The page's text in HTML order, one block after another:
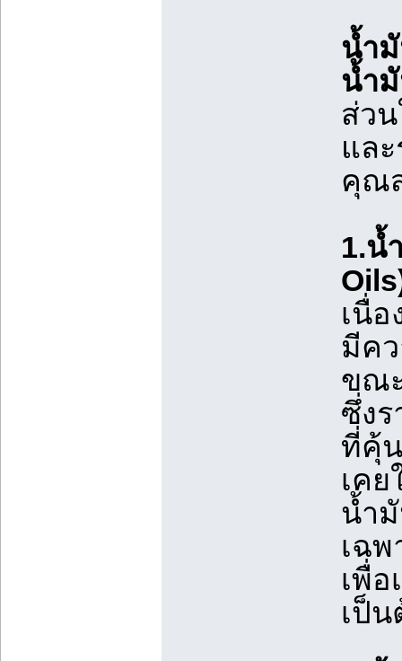
น้ำ
น้ำ
ส่ว
แล
คุณ
1.น้
เนื่
มีค
ขณ
ซึ่ง
ที่คุ้
เค
น้ำ
เฉ
เพื่
เป็